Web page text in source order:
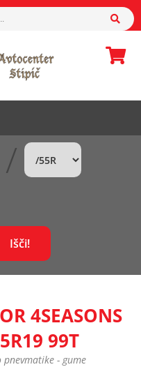
/
4SEASONS
99T
- gume